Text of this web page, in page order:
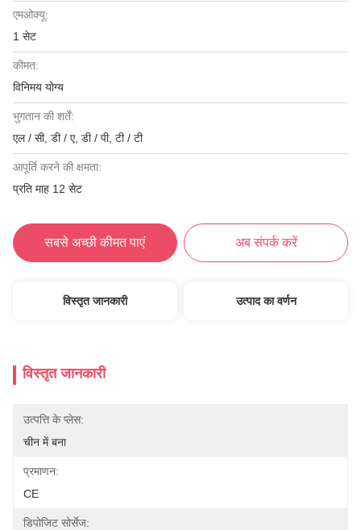
एमओक्यू:
1 सेट
कीमत:
विनिमय योग्य
भुगतान की शर्तें:
एल / सी, डी / ए, डी / पी, टी / टी
आपूर्ति करने की क्षमता:
प्रति माह 12 सेट
सबसे अच्छी कीमत पाएं अब संपर्क करें
विस्तृत जानकारी उत्पाद का वर्णन
विस्तृत जानकारी
उत्पत्ति के प्लेस:
चीन में बना
प्रमाणन:
CE
डिपोजिट सोर्सेज: